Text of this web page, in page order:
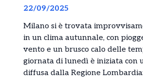
22/09/2025
Milano si è trovata
in un clima autunnale, con
vento e un brusco calo delle
giornata di lunedì è iniziata con
diffusa dalla Regione